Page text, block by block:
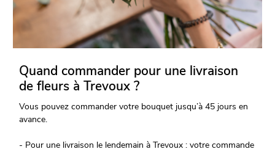
Quand commander pour une livraison
de fleurs à Trevoux ?
Vous pouvez commander votre bouquet jusqu’à 45 jours en
avance.
- Pour une livraison le lendemain à Trevoux : votre commande